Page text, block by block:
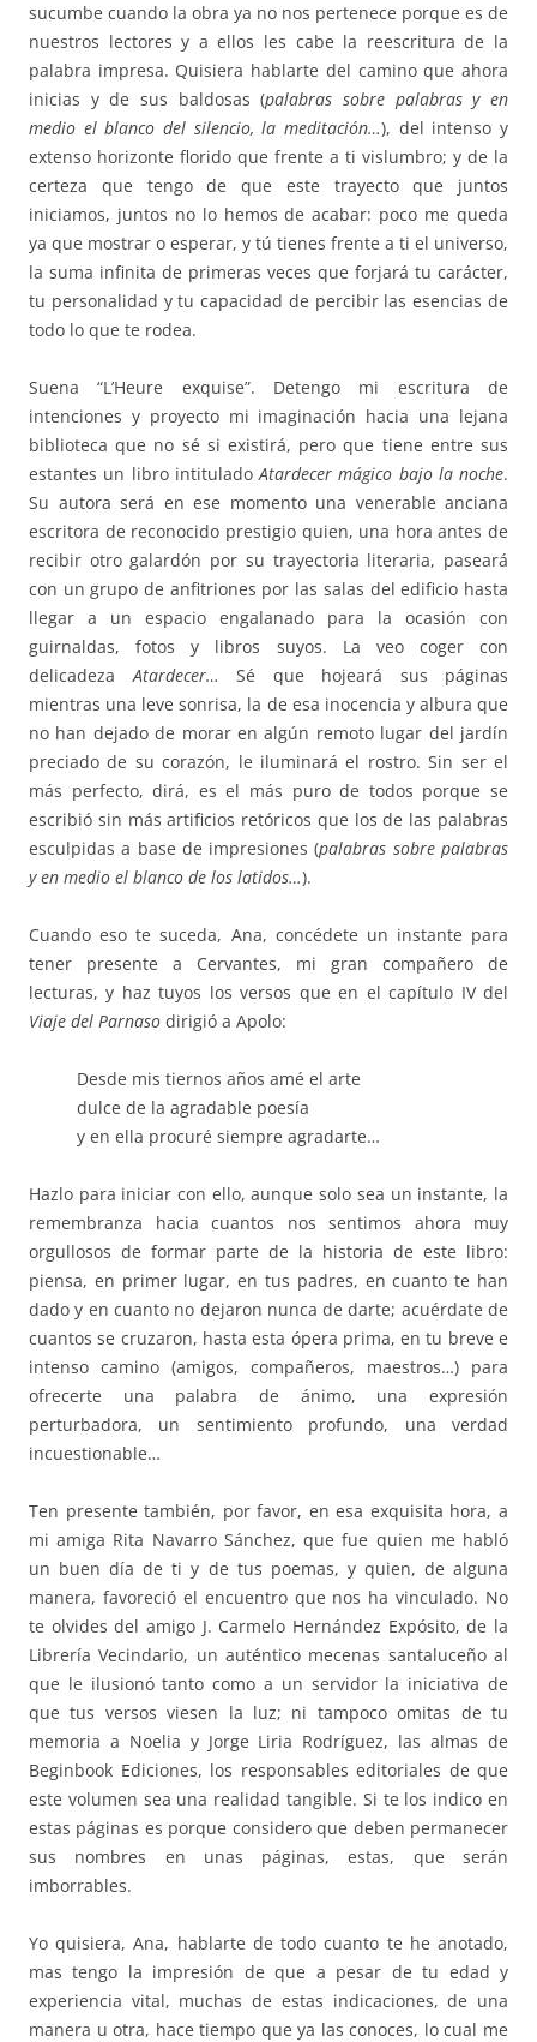
sucumbe cuando la obra ya no nos pertenece porque es de
nuestros lectores y a ellos les cabe la reescritura de la
palabra impresa. Quisiera hablarte del camino que ahora
inicias y de sus baldosas (palabras sobre palabras y en
medio el blanco del silencio, la meditación…), del intenso y
extenso horizonte florido que frente a ti vislumbro; y de la
certeza que tengo de que este trayecto que juntos
iniciamos, juntos no lo hemos de acabar: poco me queda
ya que mostrar o esperar, y tú tienes frente a ti el universo,
la suma infinita de primeras veces que forjará tu carácter,
tu personalidad y tu capacidad de percibir las esencias de
todo lo que te rodea.
Suena “L’Heure exquise”. Detengo mi escritura de
intenciones y proyecto mi imaginación hacia una lejana
biblioteca que no sé si existirá, pero que tiene entre sus
estantes un libro intituladoAtardecer mágico bajo la noche.
Su autora será en ese momento una venerable anciana
escritora de reconocido prestigio quien, una hora antes de
recibir otro galardón por su trayectoria literaria, paseará
con un grupo de anfitriones por las salas del edificio hasta
llegar a un espacio engalanado para la ocasión con
guirnaldas, fotos y libros suyos. La veo coger con
delicadezaAtardecer… Sé que hojeará sus páginas
mientras una leve sonrisa, la de esa inocencia y albura que
no han dejado de morar en algún remoto lugar del jardín
preciado de su corazón, le iluminará el rostro. Sin ser el
más perfecto, dirá, es el más puro de todos porque se
escribió sin más artificios retóricos que los de las palabras
esculpidas a base de impresiones (palabras sobre palabras
y en medio el blanco de los latidos…).
Cuando eso te suceda, Ana, concédete un instante para
tener presente a Cervantes, mi gran compañero de
lecturas, y haz tuyos los versos que en el capítulo IV del
Viaje del Parnaso dirigió a Apolo:
Desde mis tiernos años amé el arte
dulce de la agradable poesía
y en ella procuré siempre agradarte…
Hazlo para iniciar con ello, aunque solo sea un instante, la
remembranza hacia cuantos nos sentimos ahora muy
orgullosos de formar parte de la historia de este libro:
piensa, en primer lugar, en tus padres, en cuanto te han
dado y en cuanto no dejaron nunca de darte; acuérdate de
cuantos se cruzaron, hasta esta ópera prima, en tu breve e
intenso camino (amigos, compañeros, maestros…) para
ofrecerte una palabra de ánimo, una expresión
perturbadora, un sentimiento profundo, una verdad
incuestionable…
Ten presente también, por favor, en esa exquisita hora, a
mi amiga Rita Navarro Sánchez, que fue quien me habló
un buen día de ti y de tus poemas, y quien, de alguna
manera, favoreció el encuentro que nos ha vinculado. No
te olvides del amigo J. Carmelo Hernández Expósito, de la
Librería Vecindario, un auténtico mecenas santaluceño al
que le ilusionó tanto como a un servidor la iniciativa de
que tus versos viesen la luz; ni tampoco omitas de tu
memoria a Noelia y Jorge Liria Rodríguez, las almas de
Beginbook Ediciones, los responsables editoriales de que
este volumen sea una realidad tangible. Si te los indico en
estas páginas es porque considero que deben permanecer
sus nombres en unas páginas, estas, que serán
imborrables.
Yo quisiera, Ana, hablarte de todo cuanto te he anotado,
mas tengo la impresión de que a pesar de tu edad y
experiencia vital, muchas de estas indicaciones, de una
manera u otra, hace tiempo que ya las conoces, lo cual me